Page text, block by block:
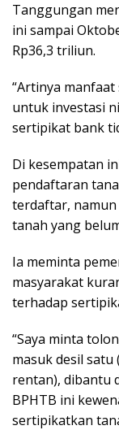
Tanggungan
ini sampai
Rp36,3 triliun.
“Artinya
untuk investasi
sertipikat bank
Di kesempatan
pendaftaran
terdaftar,
tanah yang
Ia meminta
masyarakat
terhadap
“Saya minta
masuk desil satu
rentan), dibantu
BPHTB ini
sertipikatkan